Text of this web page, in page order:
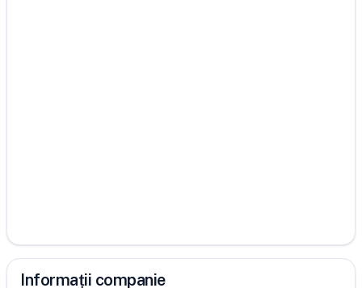
Informații companie